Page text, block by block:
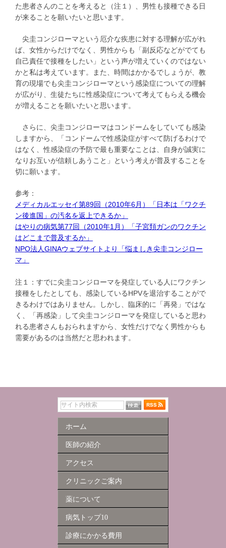
た患者さんのことを考えると（注１）、男性も接種できる日
が来ることを願いたいと思います。
尖圭コンジローマという厄介な疾患に対する理解が広がれ
ば、女性からだけでなく、男性からも「副反応などがでても
自己責任で接種をしたい」という声が増えていくのではない
かと私は考えています。また、時間はかかるでしょうが、教
育の現場でも尖圭コンジローマという感染症についての理解
が広がり、生徒たちに性感染症について考えてもらえる機会
が増えることを願いたいと思います。
さらに、尖圭コンジローマはコンドームをしていても感染
しますから、「コンドームで性感染症がすべて防げるわけで
はなく、性感染症の予防で最も重要なことは、自身が誠実に
なりお互いが信頼しあうこと」という考えが普及することを
切に願います。
参考：
メディカルエッセイ第89回（2010年6月）「日本は「ワクチ
ン後進国」の汚名を返上できるか」
はやりの病気第77回（2010年1月）「子宮頚ガンのワクチン
はどこまで普及するか」
NPO法人GINAウェブサイトより「悩ましき尖圭コンジロー
マ」
注１：すでに尖圭コンジローマを発症している人にワクチン
接種をしたとしても、感染しているHPVを退治することがで
きるわけではありません。しかし、臨床的に「再発」ではな
く、「再感染」して尖圭コンジローマを発症していると思わ
れる患者さんもおられますから、女性だけでなく男性からも
需要があるのは当然だと思われます。
ホーム
医師の紹介
アクセス
クリニックご案内
薬について
病気トップ10
診療にかかる費用